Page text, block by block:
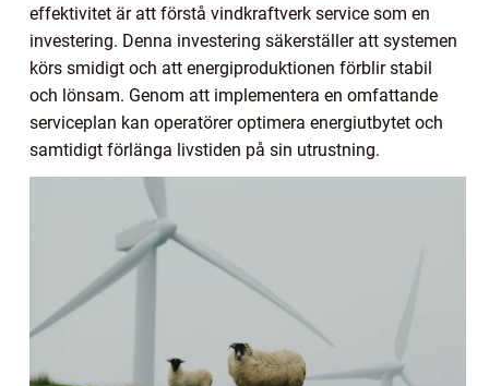
effektivitet är att förstå vindkraftverk service som en
investering. Denna investering säkerställer att systemen
körs smidigt och att energiproduktionen förblir stabil
och lönsam. Genom att implementera en omfattande
serviceplan kan operatörer optimera energiutbytet och
samtidigt förlänga livstiden på sin utrustning.